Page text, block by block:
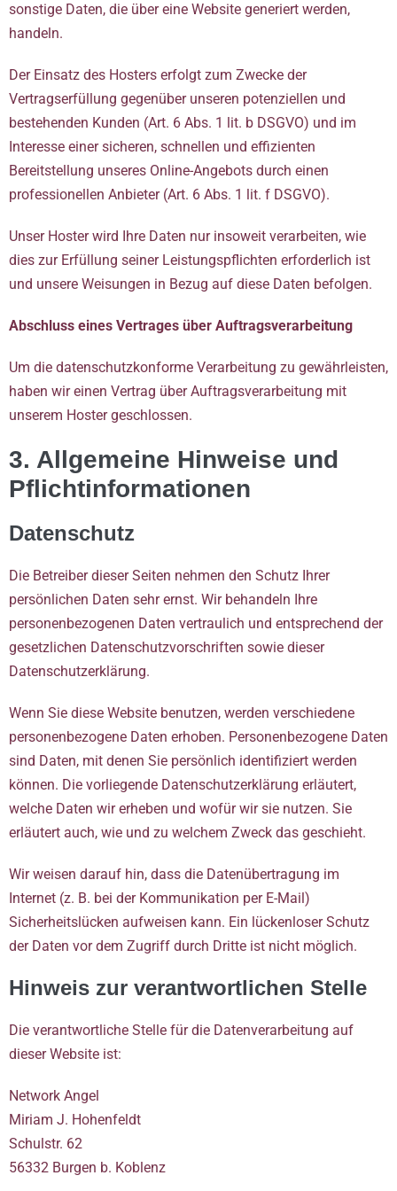
sonstige Daten, die über eine Website generiert werden,
handeln.
Der Einsatz des Hosters erfolgt zum Zwecke der
Vertragserfüllung gegenüber unseren potenziellen und
bestehenden Kunden (Art. 6 Abs. 1 lit. b DSGVO) und im
Interesse einer sicheren, schnellen und effizienten
Bereitstellung unseres Online-Angebots durch einen
professionellen Anbieter (Art. 6 Abs. 1 lit. f DSGVO).
Unser Hoster wird Ihre Daten nur insoweit verarbeiten, wie
dies zur Erfüllung seiner Leistungspflichten erforderlich ist
und unsere Weisungen in Bezug auf diese Daten befolgen.
Abschluss eines Vertrages über Auftragsverarbeitung
Um die datenschutzkonforme Verarbeitung zu gewährleisten,
haben wir einen Vertrag über Auftragsverarbeitung mit
unserem Hoster geschlossen.
3. Allgemeine Hinweise und
Pflicht­informationen
Datenschutz
Die Betreiber dieser Seiten nehmen den Schutz Ihrer
persönlichen Daten sehr ernst. Wir behandeln Ihre
personenbezogenen Daten vertraulich und entsprechend der
gesetzlichen Datenschutzvorschriften sowie dieser
Datenschutzerklärung.
Wenn Sie diese Website benutzen, werden verschiedene
personenbezogene Daten erhoben. Personenbezogene Daten
sind Daten, mit denen Sie persönlich identifiziert werden
können. Die vorliegende Datenschutzerklärung erläutert,
welche Daten wir erheben und wofür wir sie nutzen. Sie
erläutert auch, wie und zu welchem Zweck das geschieht.
Wir weisen darauf hin, dass die Datenübertragung im
Internet (z. B. bei der Kommunikation per E-Mail)
Sicherheitslücken aufweisen kann. Ein lückenloser Schutz
der Daten vor dem Zugriff durch Dritte ist nicht möglich.
Hinweis zur verantwortlichen Stelle
Die verantwortliche Stelle für die Datenverarbeitung auf
dieser Website ist:
Network Angel
Miriam J. Hohenfeldt
Schulstr. 62
56332 Burgen b. Koblenz